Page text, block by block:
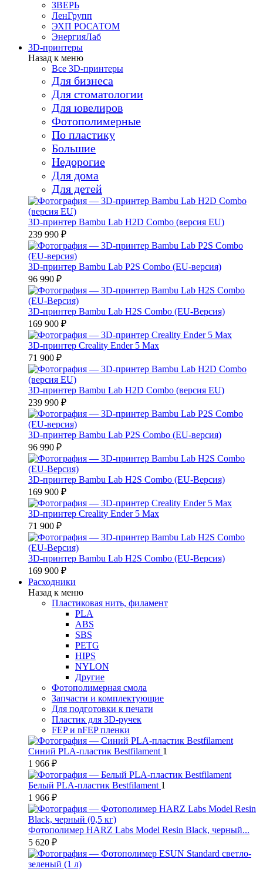
ЗВЕРЬ
ЛенГрупп
ЭХП РОСАТОМ
ЭнергияЛаб
3D-принтеры
Назад к меню
Все 3D-принтеры
Для бизнеса
Для стоматологии
Для ювелиров
Фотополимерные
По пластику
Большие
Недорогие
Для дома
Для детей
3D-принтер Bambu Lab H2D Combo (версия EU)
239 990 ₽
3D-принтер Bambu Lab P2S Combo (EU-версия)
96 990 ₽
3D-принтер Bambu Lab H2S Combo (EU-Версия)
169 900 ₽
3D-принтер Creality Ender 5 Max
71 900 ₽
3D-принтер Bambu Lab H2D Combo (версия EU)
239 990 ₽
3D-принтер Bambu Lab P2S Combo (EU-версия)
96 990 ₽
3D-принтер Bambu Lab H2S Combo (EU-Версия)
169 900 ₽
3D-принтер Creality Ender 5 Max
71 900 ₽
3D-принтер Bambu Lab H2S Combo (EU-Версия)
169 900 ₽
Расходники
Назад к меню
Пластиковая нить, филамент
PLA
ABS
SBS
PETG
HIPS
NYLON
Другие
Фотополимерная смола
Запчасти и комплектующие
Для подготовки к печати
Пластик для 3D-ручек
FEP и nFEP пленки
Синий PLA-пластик Bestfilament 1
1 966 ₽
Белый PLA-пластик Bestfilament 1
1 966 ₽
Фотополимер HARZ Labs Model Resin Black, черный...
5 620 ₽